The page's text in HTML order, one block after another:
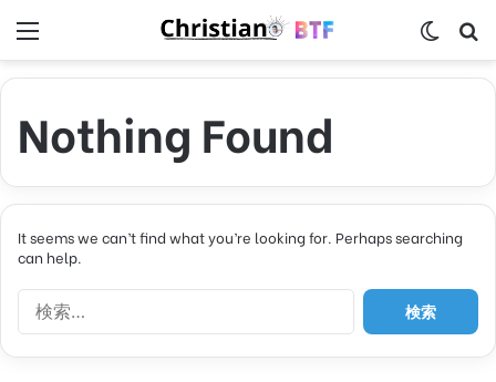
Nothing Found
It seems we can’t find what you’re looking for. Perhaps searching
can help.
検
索